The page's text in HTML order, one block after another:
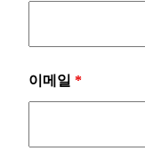
이메일 *